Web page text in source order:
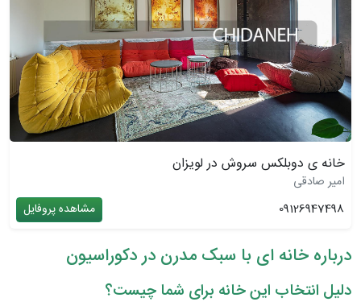
خانه ی دوبلکس سروش در لویزان
امیر صادقی
09126947498
مشاهده پروفایل
درباره خانه ای با سبک مدرن در دکوراسیون
دلیل انتخاب این خانه برای شما چیست؟